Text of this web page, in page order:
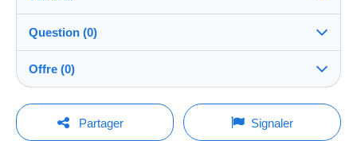
Destination :
Voir la liste des pays
Expédition :
Envoi après paiement
A charge de l'acheteur
cartofilista100%(8216x)
Boutique
Question (0)
Pour poser une question, vous devez ouvrir
une session.
Offre (0)
La vente sera prolongée d'une minute si une offre est
posée moins d'une minute avant son échéance.
Partager Signaler